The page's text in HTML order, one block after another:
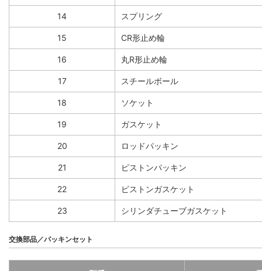
14 スプリング
15 CR形止め輪
16 丸R形止め輪
17 スチールボール
18 ソケット
19 ガスケット
20 ロッドパッキン
21 ピストンパッキン
22 ピストンガスケット
23 シリンダチューブガスケット
交換部品／パッキンセット